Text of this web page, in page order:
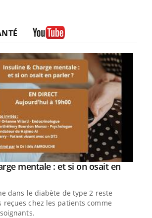
mentale : et si on osait en
dans le diabète de type 2 reste
reçues chez les patients comme